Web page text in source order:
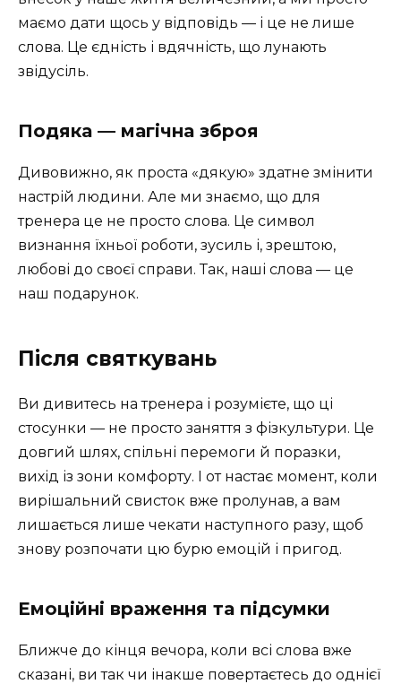
маємо дати щось у відповідь — і це не лише
слова. Це єдність і вдячність, що лунають
звідусіль.
Подяка — магічна зброя
Дивовижно, як проста «дякую» здатне змінити
настрій людини. Але ми знаємо, що для
тренера це не просто слова. Це символ
визнання їхньої роботи, зусиль і, зрештою,
любові до своєї справи. Так, наші слова — це
наш подарунок.
Після святкувань
Ви дивитесь на тренера і розумієте, що ці
стосунки — не просто заняття з фізкультури. Це
довгий шлях, спільні перемоги й поразки,
вихід із зони комфорту. І от настає момент, коли
вирішальний свисток вже пролунав, а вам
лишається лише чекати наступного разу, щоб
знову розпочати цю бурю емоцій і пригод.
Емоційні враження та підсумки
Ближче до кінця вечора, коли всі слова вже
сказані, ви так чи інакше повертаєтесь до однієї